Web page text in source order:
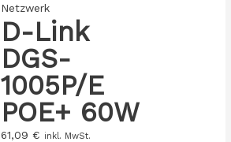
Netzwerk
D-Link
DGS-
1005P/E
POE+ 60W
61,09 € inkl. MwSt.